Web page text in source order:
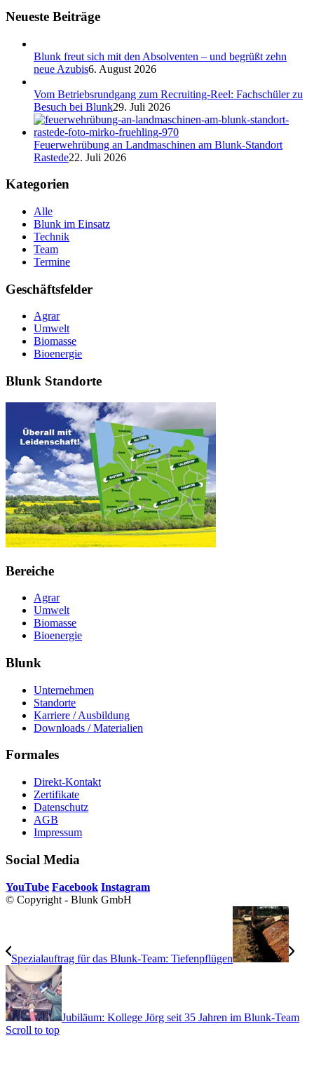
Neueste Beiträge
Blunk freut sich mit den Absolventen – und begrüßt zehn
neue Azubis6. August 2026
Vom Betriebsrundgang zum Recruiting-Reel: Fachschüler zu
Besuch bei Blunk29. Juli 2026
Feuerwehrübung an Landmaschinen am Blunk-Standort
Rastede22. Juli 2026
Kategorien
Alle
Blunk im Einsatz
Technik
Team
Termine
Geschäftsfelder
Agrar
Umwelt
Biomasse
Bioenergie
Blunk Standorte
Bereiche
Agrar
Umwelt
Biomasse
Bioenergie
Blunk
Unternehmen
Standorte
Karriere / Ausbildung
Downloads / Materialien
Formales
Direkt-Kontakt
Zertifikate
Datenschutz
AGB
Impressum
Social Media
YouTube Facebook Instagram
© Copyright - Blunk GmbH
Spezialauftrag für das Blunk-Team: Tiefenpflügen
Jubiläum: Kollege Jörg seit 35 Jahren im Blunk-Team
Scroll to top